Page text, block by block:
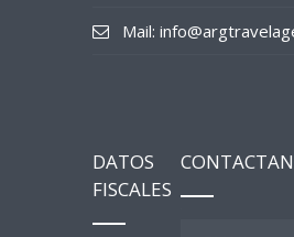
Mail:
DATOS
FISCALES